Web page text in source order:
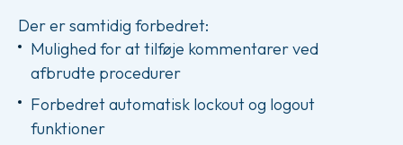
Der er samtidig forbedret:
Mulighed for at tilføje kommentarer ved
afbrudte procedurer
Forbedret automatisk lockout og logout
funktioner